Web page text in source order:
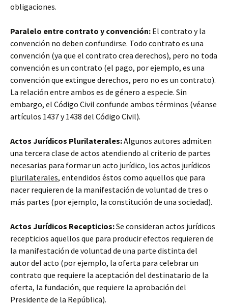
obligaciones.
Paralelo entre contrato y convención: El contrato y la
convención no deben confundirse. Todo contrato es una
convención (ya que el contrato crea derechos), pero no toda
convención es un contrato (el pago, por ejemplo, es una
convención que extingue derechos, pero no es un contrato).
La relación entre ambos es de género a especie. Sin
embargo, el Código Civil confunde ambos términos (véanse
artículos 1437 y 1438 del Código Civil).
Actos Jurídicos Plurilaterales:Algunos autores admiten
una tercera clase de actos atendiendo al criterio de partes
necesarias para formar un acto jurídico, los actos jurídicos
plurilaterales, entendidos éstos como aquellos que para
nacer requieren de la manifestación de voluntad de tres o
más partes (por ejemplo, la constitución de una sociedad).
Actos Jurídicos Recepticios:Se consideran actos jurídicos
recepticios aquellos que para producir efectos requieren de
la manifestación de voluntad de una parte distinta del
autor del acto (por ejemplo, la oferta para celebrar un
contrato que requiere la aceptación del destinatario de la
oferta, la fundación, que requiere la aprobación del
Presidente de la República).